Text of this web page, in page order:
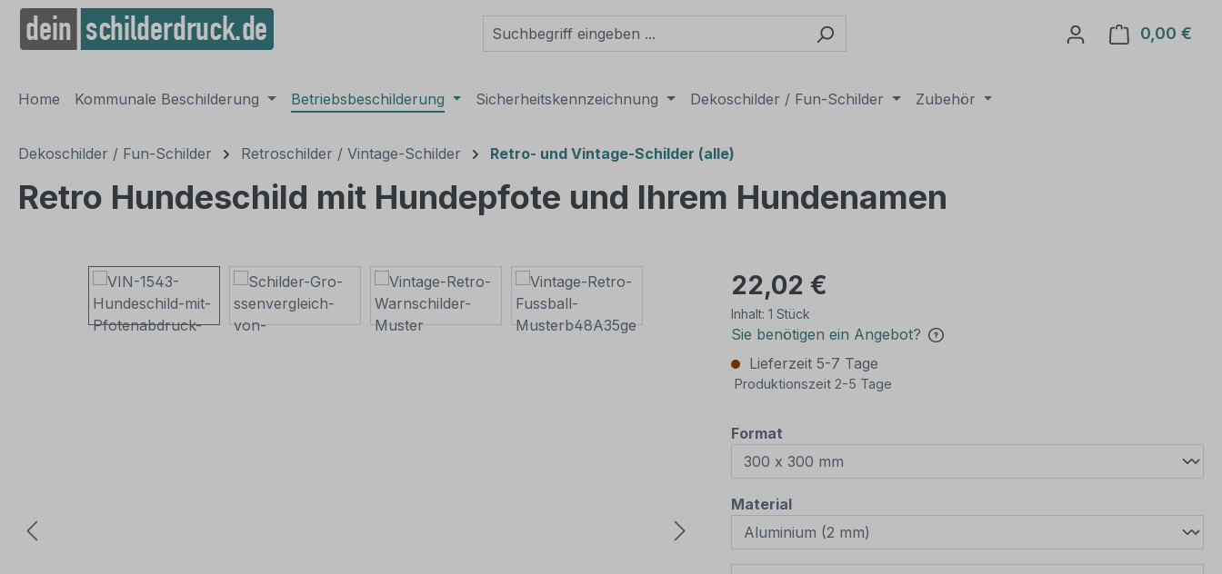
Zur Hauptnavigation springen
0,00 €
Home Kommunale Beschilderung Betriebsbeschilderung Sicherheitskennzeichnung Dekoschilder / Fun-Schilder Zubehör
Dekoschilder / Fun-Schilder Retroschilder / Vintage-Schilder Retro- und Vintage-Schilder (alle)
Retro Hundeschild mit Hundepfote und Ihrem Hundenamen
Bildergalerie überspringen 22,02 €
Inhalt: 1 Stück
Sie benötigen ein Angebot?
Lieferzeit 5-7 Tage
Produktionszeit 2-5 Tage
Format
Materialauswählen